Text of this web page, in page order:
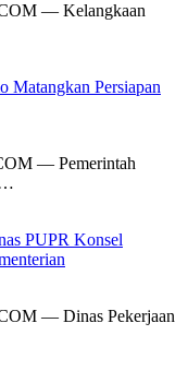
— Kelangkaan
Matangkan Persiapan
— Pemerintah
PUPR Konsel
— Dinas Pekerjaan